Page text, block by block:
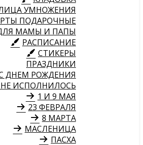
УМНОЖЕНИЯ
ПОДАРОЧНЫЕ
МАМЫ И ПАПЫ
РАСПИСАНИЕ
СТИКЕРЫ
ПРАЗДНИКИ
ДНЕМ РОЖДЕНИЯ
ИСПОЛНИЛОСЬ
1 И 9 МАЯ
23 ФЕВРАЛЯ
8 МАРТА
МАСЛЕНИЦА
ПАСХА